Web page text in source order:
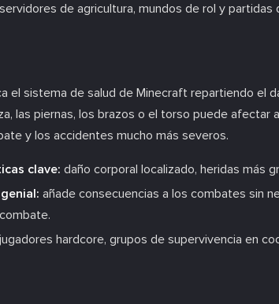
servidores de agricultura, mundos de rol y partidas
el sistema de salud de Minecraft repartiendo el
las piernas, los brazos o el torso puede afectar
y los accidentes mucho más severos.
clave: daño corporal localizado, heridas más
añade consecuencias a los combates sin
jugadores hardcore, grupos de supervivencia en